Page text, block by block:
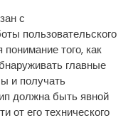
с
пользовательского
того, как
главные
и получать
должна быть явной
от его технического